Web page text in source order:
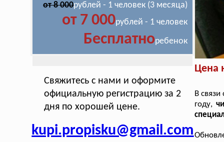
от 8 000рублей - 1 человек (3 месяца)
от 7 000рублей - 1 человек
Бесплатноребенок
Свяжитесь с нами и оформите
официальную регистрацию за 2
дня по хорошей цене.
kupi.propisku@gmail.com
Цена
В
году,